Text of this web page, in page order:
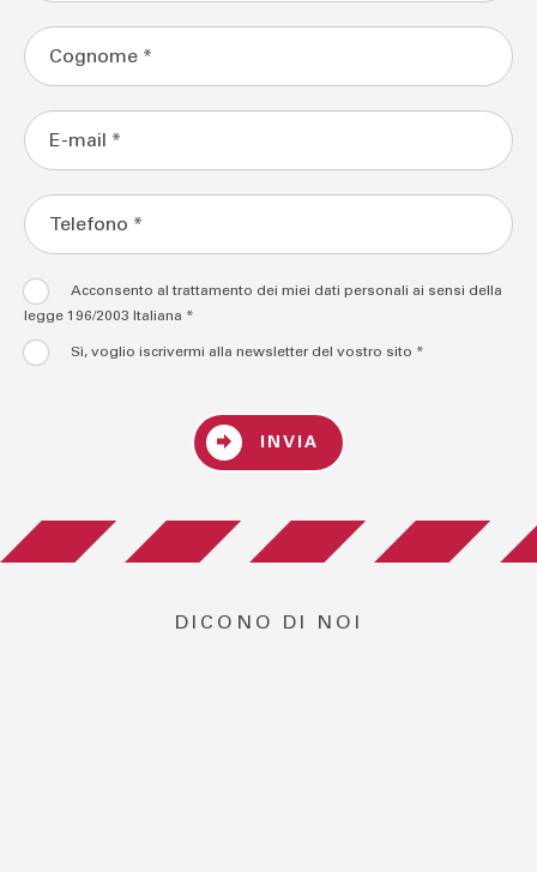
Acconsento al trattamento dei miei dati personali ai sensi della
legge 196/2003 Italiana *
Sì, voglio iscrivermi alla newsletter del vostro sito *
INVIA
DICONO DI NOI